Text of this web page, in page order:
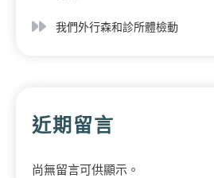
我們外行森和診所體檢動
近期留言
尚無留言可供顯示。